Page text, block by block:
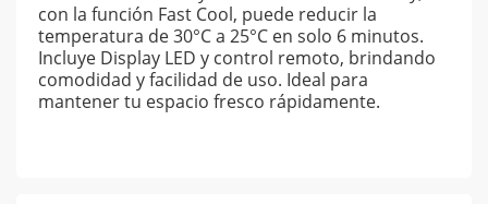
con la función Fast Cool, puede reducir la
temperatura de 30°C a 25°C en solo 6 minutos.
Incluye Display LED y control remoto, brindando
comodidad y facilidad de uso. Ideal para
mantener tu espacio fresco rápidamente.